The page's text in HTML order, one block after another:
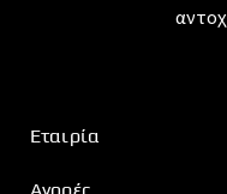
Εταιρία
Αγορές